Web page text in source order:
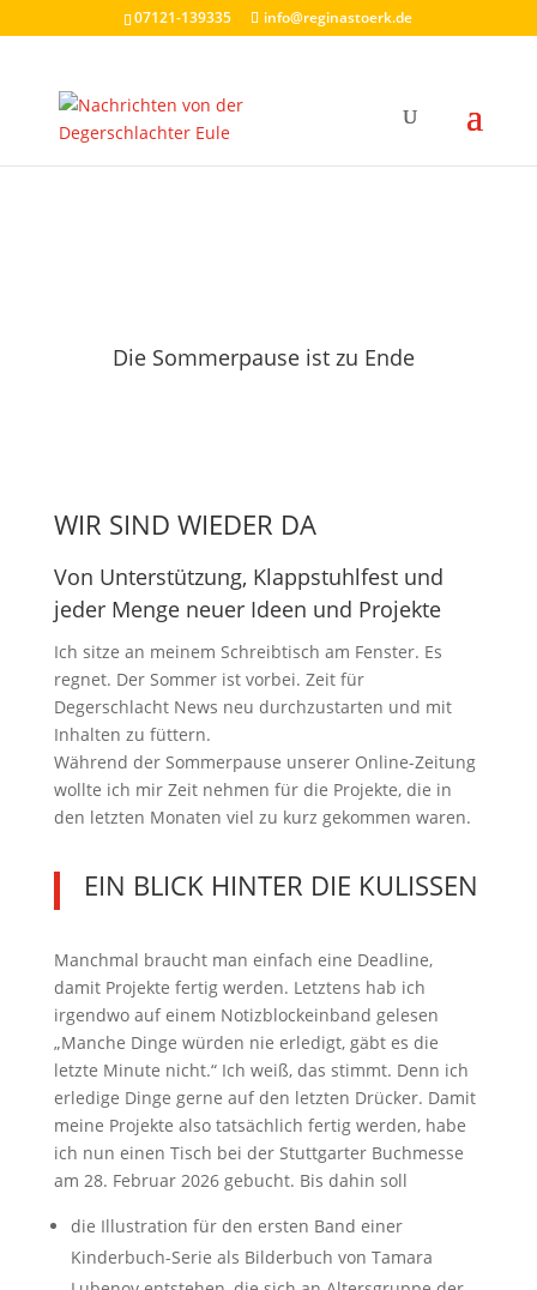
07121-139335 info@reginastoerk.de
Die Sommerpause ist zu Ende
WIR SIND WIEDER DA
Von Unterstützung, Klappstuhlfest und
jeder Menge neuer Ideen und Projekte
Ich sitze an meinem Schreibtisch am Fenster. Es
regnet. Der Sommer ist vorbei. Zeit für
Degerschlacht News neu durchzustarten und mit
Inhalten zu füttern.
Während der Sommerpause unserer Online-Zeitung
wollte ich mir Zeit nehmen für die Projekte, die in
den letzten Monaten viel zu kurz gekommen waren.
EIN BLICK HINTER DIE KULISSEN
Manchmal braucht man einfach eine Deadline,
damit Projekte fertig werden. Letztens hab ich
irgendwo auf einem Notizblockeinband gelesen
„Manche Dinge würden nie erledigt, gäbt es die
letzte Minute nicht.“ Ich weiß, das stimmt. Denn ich
erledige Dinge gerne auf den letzten Drücker. Damit
meine Projekte also tatsächlich fertig werden, habe
ich nun einen Tisch bei der Stuttgarter Buchmesse
am 28. Februar 2026 gebucht. Bis dahin soll
die Illustration für den ersten Band einer
Kinderbuch-Serie als Bilderbuch von Tamara